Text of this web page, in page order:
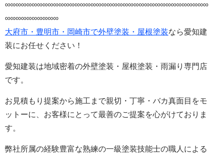
∞∞∞∞∞∞∞∞∞∞∞∞∞∞∞∞∞∞∞∞∞∞∞∞∞∞∞∞∞∞∞∞∞∞∞∞∞∞
∞∞∞∞∞∞∞∞∞∞
大府市・豊明市・岡崎市で外壁塗装・屋根塗装なら愛知建
装にお任せください！
愛知建装は地域密着の外壁塗装・屋根塗装・雨漏り専門店
です。
お見積もり提案から施工まで親切・丁寧・バカ真面目をモ
ットーに、お客様にとって最善のご提案を心がけておりま
す。
弊社所属の経験豊富な熟練の一級塗装技能士の職人による